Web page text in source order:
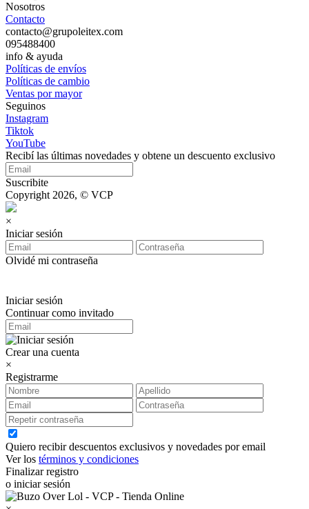
Nosotros
Contacto
contacto@grupoleitex.com
095488400
info & ayuda
Políticas de envíos
Políticas de cambio
Ventas por mayor
Seguinos
Instagram
Tiktok
YouTube
Recibí las últimas novedades y obtene un descuento exclusivo
Suscribite
Copyright 2026, © VCP
×
Iniciar sesión
Olvidé mi contraseña
Iniciar sesión
Continuar como invitado
Crear una cuenta
×
Registrarme
Quiero recibir descuentos exclusivos y novedades por email
Ver los términos y condiciones
Finalizar registro
o iniciar sesión